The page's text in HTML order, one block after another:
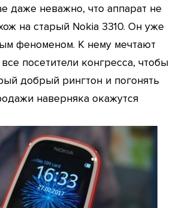
даже неважно, что аппарат не
на старый Nokia 3310. Он уже
феноменом. К нему мечтают
посетители конгресса, чтобы
добрый рингтон и погонять
наверняка окажутся